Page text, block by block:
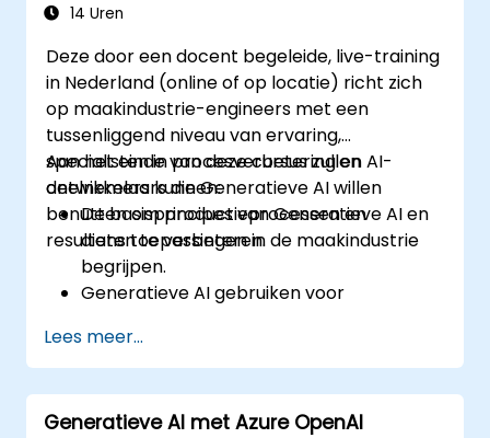
LLMs.
14 Uren
Deze door een docent begeleide, live-training
in Nederland (online of op locatie) richt zich
op maakindustrie-engineers met een
tussenliggend niveau van ervaring,
specialisten in procesverbetering en AI-
ontwikkelaars die Generatieve AI willen
benutten om productieprocessen en
resultaten te verbeteren.
Aan het einde van deze cursus zullen
deelnemers kunnen:
De basisprincipes van Generatieve AI en
diens toepassingen in de maakindustrie
begrijpen.
Generatieve AI gebruiken voor
onderhoud.
Gegevens gegenereerd door AI
analyseren om weloverwogen
beslissingen te nemen.
Lees meer...
Generatieve AI met Azure OpenAI